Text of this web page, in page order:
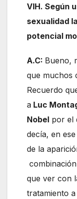
VIH. Según
sexualidad
potencial
A.C: Bueno,
que muchos
Recuerdo
a Luc
Nobel por el
decía, en
de la
que ver con
tratamiento